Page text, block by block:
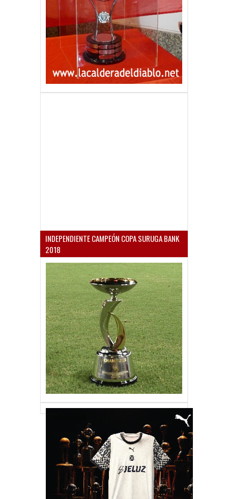
INDEPENDIENTE CAMPEÓN COPA SURUGA BANK
2018